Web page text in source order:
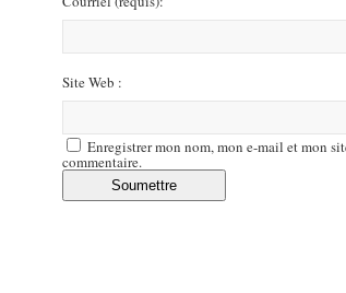
Site Web :
Enregistrer mon nom, mon e-mail et mon
commentaire.